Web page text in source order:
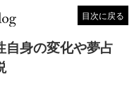
目次に戻る
自身の変化や夢占